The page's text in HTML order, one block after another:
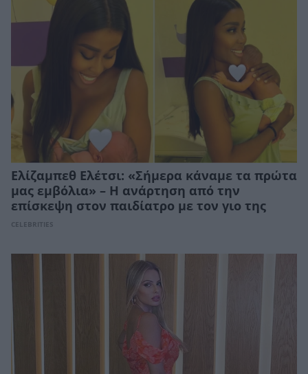
Ελίζαμπεθ Ελέτσι: «Σήμερα κάναμε τα πρώτα
μας εμβόλια» – Η ανάρτηση από την
επίσκεψη στον παιδίατρο με τον γιο της
CELEBRITIES